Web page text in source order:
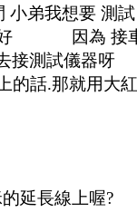
弟我想要 測試
不好 因為 接
去接測試儀
的話.那就用大
延長線上喔?